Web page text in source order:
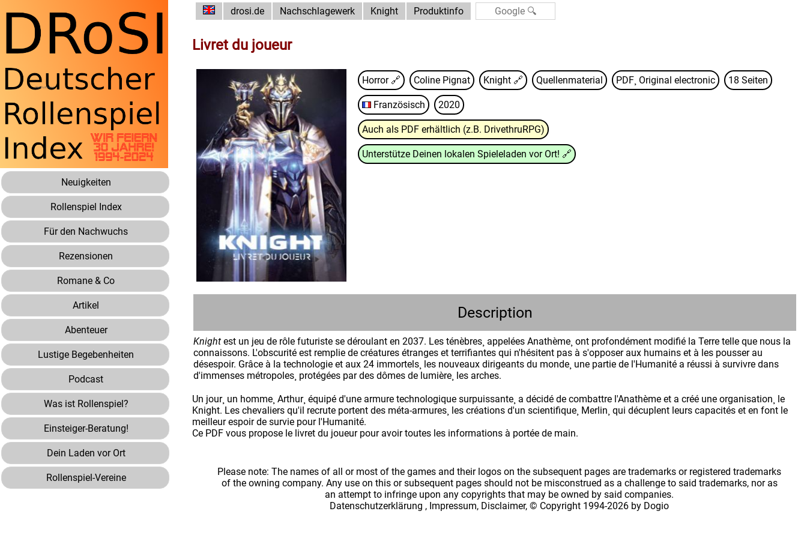
Neuigkeiten
Rollenspiel Index
Für den Nachwuchs
Rezensionen
Romane & Co
Artikel
Abenteuer
Lustige Begebenheiten
Podcast
Was ist Rollenspiel?
Einsteiger-Beratung!
Dein Laden vor Ort
Rollenspiel-Vereine
drosi.de Nachschlagewerk Knight Produktinfo
Livret du joueur
Horror 🔗 Coline Pignat Knight 🔗 Quellenmaterial PDF¸ Original electronic 18 Seiten
Französisch 2020
Auch als PDF erhältlich (z.B. DrivethruRPG)
Unterstütze Deinen lokalen Spieleladen vor Ort! 🔗
Description
Knight est un jeu de rôle futuriste se déroulant en 2037. Les ténèbres¸ appelées Anathème¸ ont profondément modifié la Terre telle que nous la
connaissons. L'obscurité est remplie de créatures étranges et terrifiantes qui n'hésitent pas à s'opposer aux humains et à les pousser au
désespoir. Grâce à la technologie et aux 24 immortels¸ les nouveaux dirigeants du monde¸ une partie de l'Humanité a réussi à survivre dans
d'immenses métropoles¸ protégées par des dômes de lumière¸ les arches.
Un jour¸ un homme¸ Arthur¸ équipé d'une armure technologique surpuissante¸ a décidé de combattre l'Anathème et a créé une organisation¸ le
Knight. Les chevaliers qu'il recrute portent des méta-armures¸ les créations d'un scientifique¸ Merlin¸ qui décuplent leurs capacités et en font le
meilleur espoir de survie pour l'Humanité.
Ce PDF vous propose le livret du joueur pour avoir toutes les informations à portée de main.
Please note: The names of all or most of the games and their logos on the subsequent pages are trademarks or registered trademarks
of the owning company. Any use on this or subsequent pages should not be misconstrued as a challenge to said trademarks, nor as
an attempt to infringe upon any copyrights that may be owned by said companies.
Datenschutzerklärung , Impressum, Disclaimer, © Copyright 1994-2026 by Dogio